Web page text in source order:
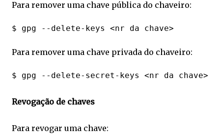
Para remover uma chave pública do chaveiro:
Para remover uma chave privada do chaveiro:
Revogação de chaves
Para revogar uma chave: